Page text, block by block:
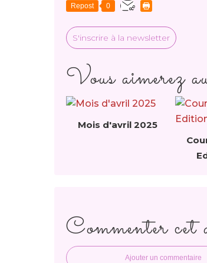
Repost 0
S'inscrire à la newsletter
Vous aimerez
Mois d'avril 2025
Commenter cet
Ajouter un commentaire